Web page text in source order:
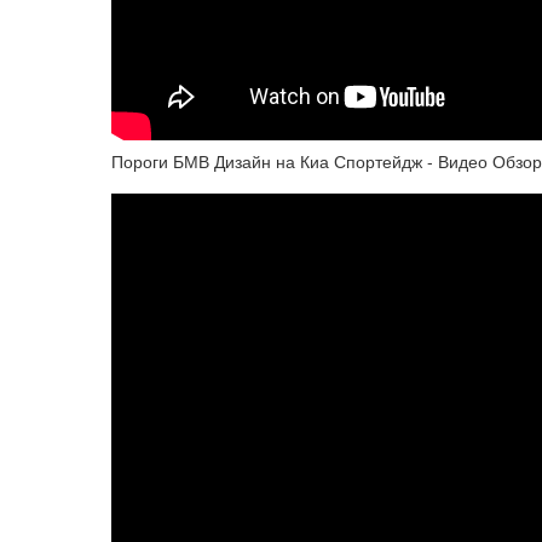
Пороги БМВ Дизайн на Киа Спортейдж - Видео